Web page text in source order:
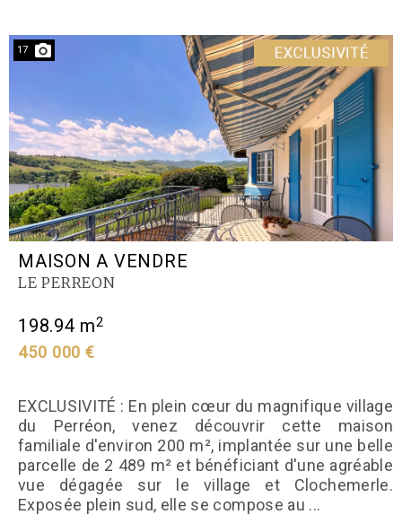
17
MAISON A VENDRE
LE PERREON
198.94 m2
450 000 €
EXCLUSIVITÉ : En plein cœur du magnifique village
du Perréon, venez découvrir cette maison
familiale d'environ 200 m², implantée sur une belle
parcelle de 2 489 m² et bénéficiant d'une agréable
vue dégagée sur le village et Clochemerle.
Exposée plein sud, elle se compose au ...